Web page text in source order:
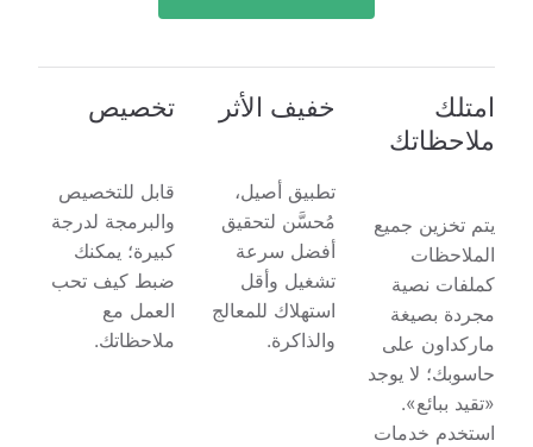
امتلك
ملاحظاتك
يتم تخزين جميع
الملاحظات
كملفات نصية
مجردة بصيغة
ماركداون على
حاسوبك؛ لا يوجد
«تقيد ببائع».
استخدم خدمات
خفيف الأثر
تطبيق أصيل،
مُحسَّن لتحقيق
أفضل سرعة
تشغيل وأقل
استهلاك للمعالج
والذاكرة.
تخصيص
قابل للتخصيص
والبرمجة لدرجة
كبيرة؛ يمكنك
ضبط كيف تحب
العمل مع
ملاحظاتك.